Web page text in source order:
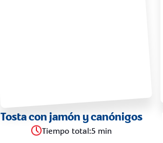
Tosta con jamón y canónigos
Tiempo total:5 min